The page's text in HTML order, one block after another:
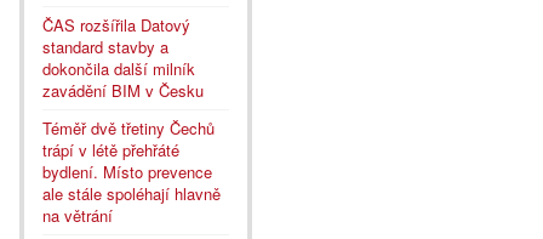
ČAS rozšířila Datový
standard stavby a
dokončila další milník
zavádění BIM v Česku
Téměř dvě třetiny Čechů
trápí v létě přehřáté
bydlení. Místo prevence
ale stále spoléhají hlavně
na větrání